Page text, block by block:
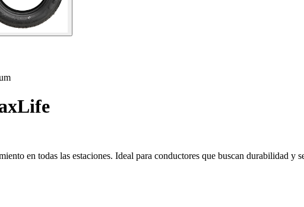
en todas las estaciones. Ideal para conductores que buscan durabilidad y